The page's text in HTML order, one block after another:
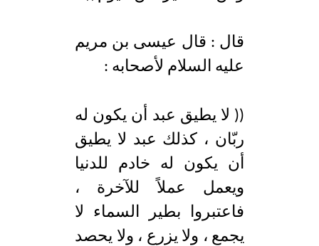
قال : قال عيسى بن مريم
عليه السلام لأصحابه :
(( لا يطيق عبد أن يكون له
ربّان ، كذلك عبد لا يطيق
أن يكون له خادم للدنيا
ويعمل عملاً للآخرة ،
فاعتبروا بطير السماء لا
يجمع ، ولا يزرع ، ولا يحصد